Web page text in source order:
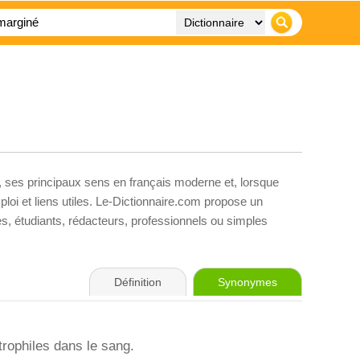
ses principaux sens en français moderne et, lorsque
et liens utiles. Le-Dictionnaire.com propose un
étudiants, rédacteurs, professionnels ou simples
Définition Synonymes
dans le sang.